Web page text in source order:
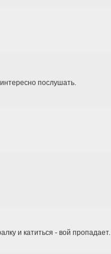
послушать.
и катиться - вой пропадает.